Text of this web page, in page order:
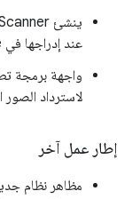
عند إدراجها في MediaStore.
لاسترداد
إطار عمل آخر